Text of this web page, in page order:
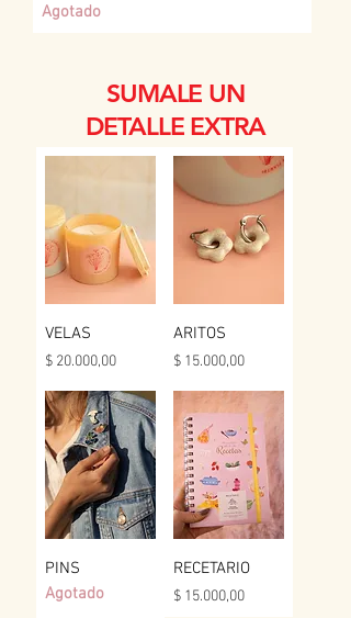
Agotado
SUMALE UN
DETALLE EXTRA
VELAS
Precio
$ 20.000,00
ARITOS
Precio
$ 15.000,00
PINS
Agotado
RECETARIO
Precio
$ 15.000,00